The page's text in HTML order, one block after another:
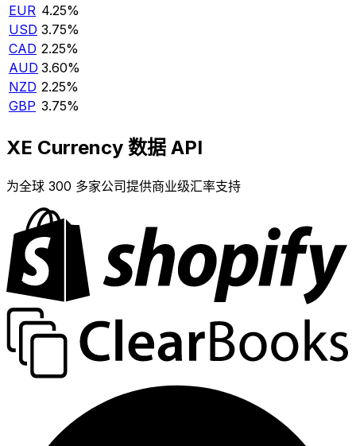
EUR 4.25%
USD 3.75%
CAD 2.25%
AUD 3.60%
NZD 2.25%
GBP 3.75%
XE Currency 数据 API
为全球 300 多家公司提供商业级汇率支持